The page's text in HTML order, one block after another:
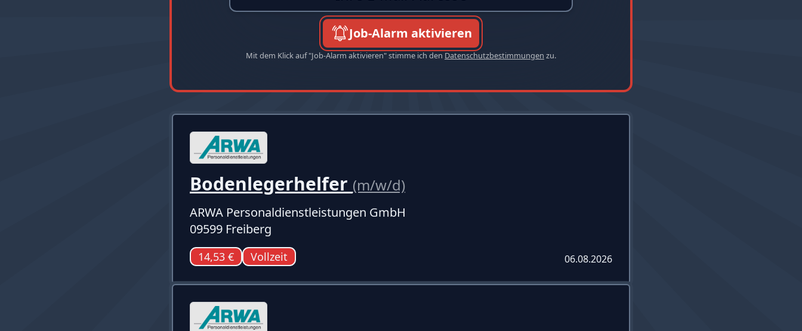
Job-Alarm aktivieren
Mit dem Klick auf "Job-Alarm aktivieren" stimme ich den Datenschutzbestimmungen zu.
Bodenlegerhelfer (m/w/d)
ARWA Personaldienstleistungen GmbH
09599 Freiberg
14,53 € Vollzeit 06.08.2026